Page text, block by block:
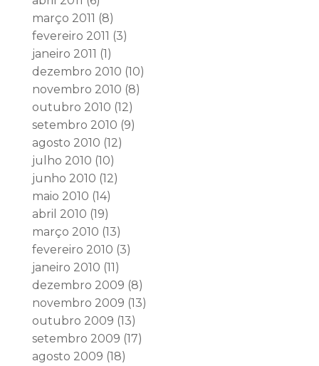
março 2011 (8)
fevereiro 2011 (3)
janeiro 2011 (1)
dezembro 2010 (10)
novembro 2010 (8)
outubro 2010 (12)
setembro 2010 (9)
agosto 2010 (12)
julho 2010 (10)
junho 2010 (12)
maio 2010 (14)
abril 2010 (19)
março 2010 (13)
fevereiro 2010 (3)
janeiro 2010 (11)
dezembro 2009 (8)
novembro 2009 (13)
outubro 2009 (13)
setembro 2009 (17)
agosto 2009 (18)